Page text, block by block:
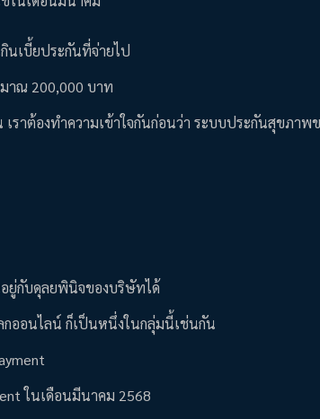
นเบี้ยประกันที่จ่ายไป
าณ 200,000 บาท
าต้องทำความเข้าใจกันก่อนว่า ระบบประกันสุขภาพ
ยู่กับดุลยพินิจของบริษัทได้
ออนไลน์ ก็เป็นหนึ่งในกลุ่มนี้เช่นกัน
ในเดือนมีนาคม 2568